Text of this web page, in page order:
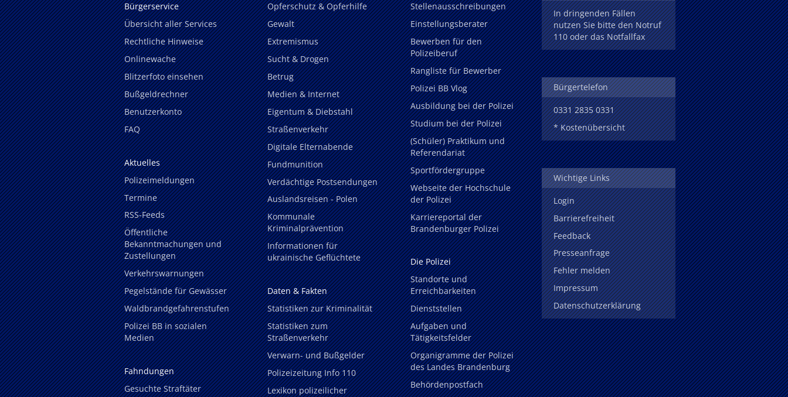
Bürgerservice
Übersicht aller Services
Rechtliche Hinweise
Onlinewache
Blitzerfoto einsehen
Bußgeldrechner
Benutzerkonto
FAQ
Aktuelles
Polizeimeldungen
Termine
RSS-Feeds
Öffentliche
Bekanntmachungen und
Zustellungen
Verkehrswarnungen
Pegelstände für Gewässer
Waldbrandgefahrenstufen
Polizei BB in sozialen
Medien
Fahndungen
Gesuchte Straftäter
Opferschutz & Opferhilfe
Gewalt
Extremismus
Sucht & Drogen
Betrug
Medien & Internet
Eigentum & Diebstahl
Straßenverkehr
Digitale Elternabende
Fundmunition
Verdächtige Postsendungen
Auslandsreisen - Polen
Kommunale
Kriminalprävention
Informationen für
ukrainische Geflüchtete
Daten & Fakten
Statistiken zur Kriminalität
Statistiken zum
Straßenverkehr
Verwarn- und Bußgelder
Polizeizeitung Info 110
Lexikon polizeilicher
Stellenausschreibungen
Einstellungsberater
Bewerben für den
Polizeiberuf
Rangliste für Bewerber
Polizei BB Vlog
Ausbildung bei der Polizei
Studium bei der Polizei
(Schüler) Praktikum und
Referendariat
Sportfördergruppe
Webseite der Hochschule
der Polizei
Karriereportal der
Brandenburger Polizei
Die Polizei
Standorte und
Erreichbarkeiten
Dienststellen
Aufgaben und
Tätigkeitsfelder
Organigramme der Polizei
des Landes Brandenburg
Behördenpostfach
In dringenden Fällen
nutzen Sie bitte den Notruf
110 oder das Notfallfax
Bürgertelefon
0331 2835 0331
* Kostenübersicht
Wichtige Links
Login
Barrierefreiheit
Feedback
Presseanfrage
Fehler melden
Impressum
Datenschutzerklärung